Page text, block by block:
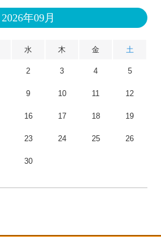
2026年09月
水 木 金 土
2 3 4 5
9 10 11 12
16 17 18 19
23 24 25 26
30